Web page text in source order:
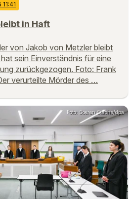
in Haft
von Jakob von Metzler bleibt
sein Einverständnis für eine
zurückgezogen. Foto: Frank
verurteilte Mörder des …
Foto: Soeren Stache/dpa